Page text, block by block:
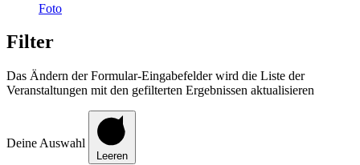
Foto
Filter
Das Ändern der Formular-Eingabefelder wird die Liste der
Veranstaltungen mit den gefilterten Ergebnissen aktualisieren
Deine Auswahl
Leeren